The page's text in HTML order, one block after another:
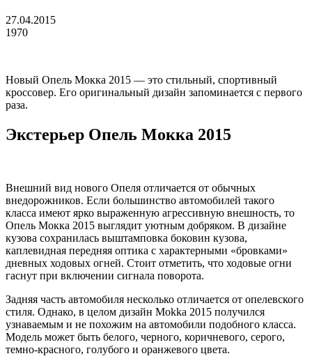
27.04.2015
1970
Новый Опель Мокка 2015 — это стильный, спортивный
кроссовер. Его оригинальный дизайн запоминается с первого
раза.
Экстерьер Опель Мокка 2015
Внешний вид нового Опеля отличается от обычных
внедорожников. Если большинство автомобилей такого
класса имеют ярко выраженную агрессивную внешность, то
Опель Мокка 2015 выглядит уютным добряком. В дизайне
кузова сохранилась выштамповка боковин кузова,
каплевидная передняя оптика с характерными «бровками»
дневных ходовых огней. Стоит отметить, что ходовые огни
гаснут при включении сигнала поворота.
Задняя часть автомобиля несколько отличается от опелевского
стиля. Однако, в целом дизайн Mokka 2015 получился
узнаваемым и не похожим на автомобили подобного класса.
Модель может быть белого, черного, коричневого, серого,
темно-красного, голубого и оранжевого цвета.